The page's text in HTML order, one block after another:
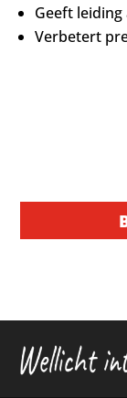
Geeft leiding
Verbetert